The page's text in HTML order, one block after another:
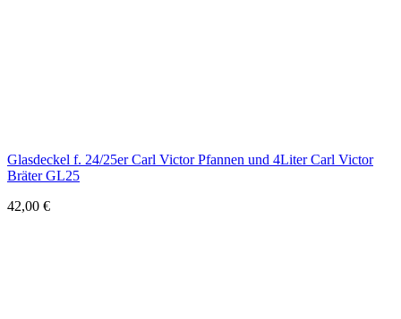
Glasdeckel f. 24/25er Carl Victor Pfannen und 4Liter Carl Victor
Bräter GL25
42,00 €